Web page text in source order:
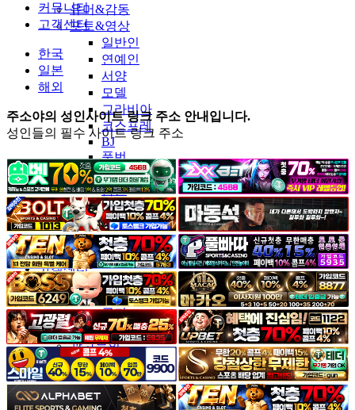
유머&감동
포토&영상
일반인
연예인
서양
모델
그라비아
코스프레
BJ
품번
후방주의
움짤
스포츠
기타
야썰
고객센터
공지&이벤트
공지
1:1문의
광고문의
커뮤니티
고객센터
한국
일본
해외
주소야의 성인사이트 링크 주소 안내입니다.
성인들의 필수 사이트 링크 주소